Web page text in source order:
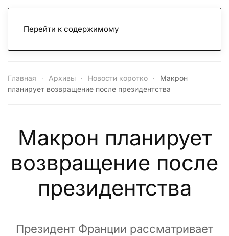
Перейти к содержимому
Главная Архивы Новости коротко
Макрон
планирует возвращение после президентства
Макрон планирует
возвращение после
президентства
Президент Франции рассматривает